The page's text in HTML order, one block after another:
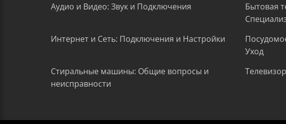
Аудио и Видео: Звук и Подключения
Бытовая
Интернет и Сеть: Подключения и Настройки
Уход
Стиральные машины: Общие вопросы и
неисправности